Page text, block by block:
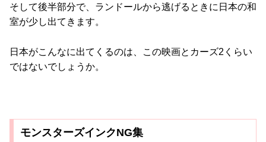
そして後半部分で、ランドールから逃げるときに日本の和
室が少し出てきます。
日本がこんなに出てくるのは、この映画とカーズ2くらい
ではないでしょうか。
モンスターズインクNG集